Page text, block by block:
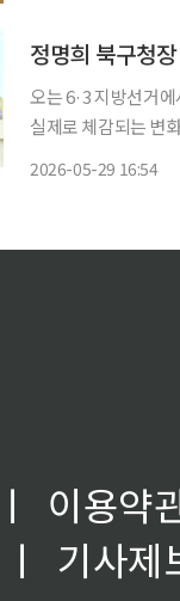
오는 6·3 지방선거
실제로 체감되는 변
2026-05-29 16:54
ㅣ
이용약
ㅣ
기사제